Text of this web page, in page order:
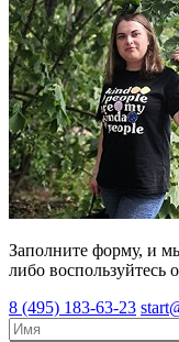
Заполните форму, и
либо воспользуйтесь
8 (495) 183-63-23